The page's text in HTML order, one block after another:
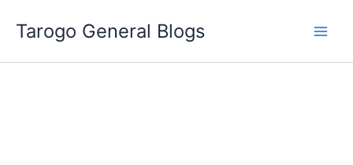
要
Tarogo General Blogs